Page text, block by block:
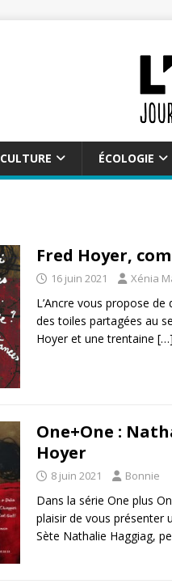
CULTURE ÉCOLOGIE
Fred Hoyer,
16 juin 2021 Xénia
L’Ancre vous propose de
des toiles partagées au
Hoyer et une trentaine […]
One+One :
Hoyer
8 juin 2021 Bonnie
Dans la série One plus
plaisir de vous présenter
Sète Nathalie Haggiag,